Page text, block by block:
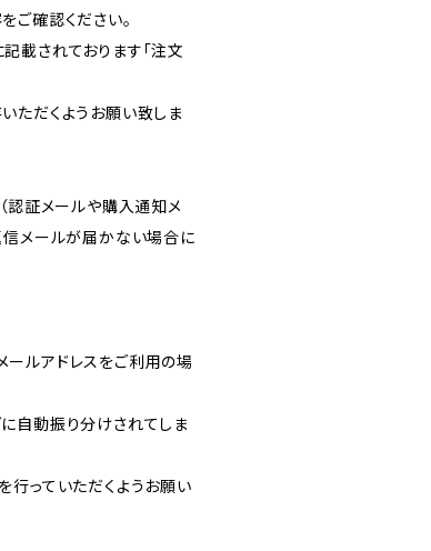
ご確認ください。
載されております「注文
ただくようお願い致しま
認証メールや購入通知メ
信メールが届かない場合に
ルアドレスをご利用の場
自動振り分けされてしま
行っていただくようお願い